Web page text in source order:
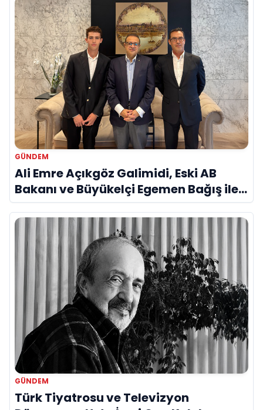
GÜNDEM
Ali Emre Açıkgöz Galimidi, Eski AB
Bakanı ve Büyükelçi Egemen Bağış ile
Bir Araya Geldi
GÜNDEM
Türk Tiyatrosu ve Televizyon